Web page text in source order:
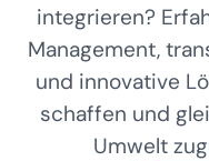
integrieren?
Management,
und innovative
schaffen und
Umwelt